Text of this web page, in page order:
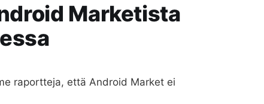
Marketista
raportteja, että Android Market ei